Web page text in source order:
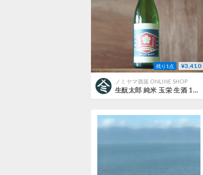
残り1点 ¥3,410
ノミヤマ酒販 ONLINE SHOP
生酛太郎 純米 玉栄 生酒 1800ml